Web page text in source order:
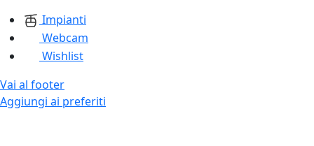
Impianti
Webcam
Wishlist
Vai al footer
Aggiungi ai preferiti